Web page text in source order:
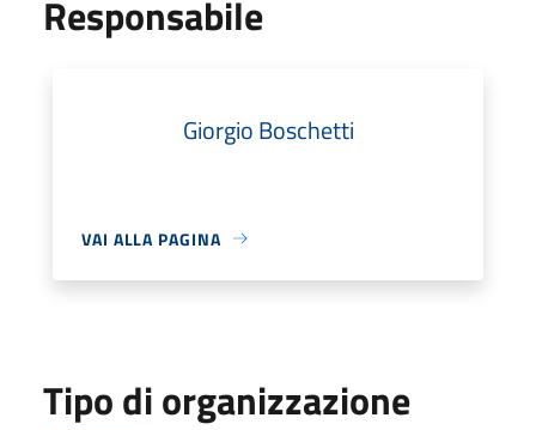
Responsabile
Giorgio Boschetti
VAI ALLA PAGINA
Tipo di organizzazione